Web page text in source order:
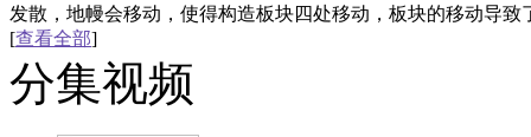
发散，地幔会移动，使得构造板块四处移动，板块的移动导
[查看全部]
分集视频